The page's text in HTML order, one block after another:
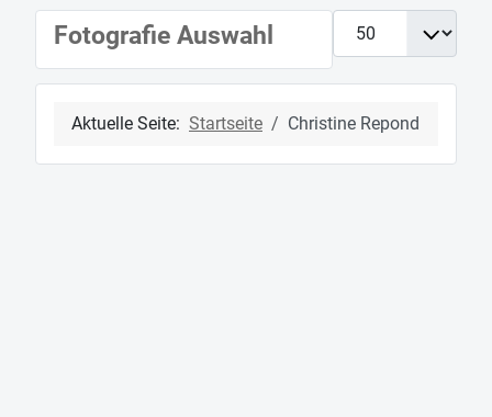
Anzeige #
Fotografie Auswahl
Aktuelle Seite: Startseite Christine Repond